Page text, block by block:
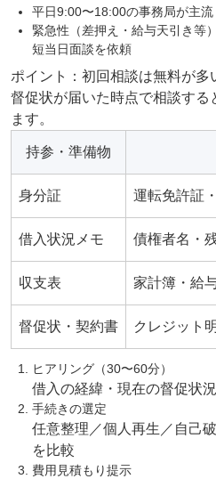
平日9:00〜18:00の事務局が主流
緊急性（差押え・給与天引き等
短当日面談を依頼
ポイント：初回相談は無料が多
督促状が届いた時点で相談する
ます。
持参・準備物
身分証 運転免許証
借入状況メモ 債権者名・
収支表 家計簿・給
督促状・契約書 クレジット
ヒアリング（30〜60分）
借入の経緯・現在の督促状
手続きの選定
任意整理／個人再生／自己
を比較
費用見積もり提示